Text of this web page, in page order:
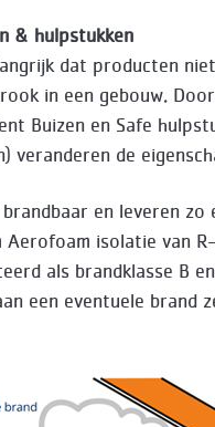
& hulpstukken
dat producten
in een gebouw. Door
Buizen en Safe
veranderen de
en leveren zo
Aerofoam isolatie van
als brandklasse B
een eventuele brand